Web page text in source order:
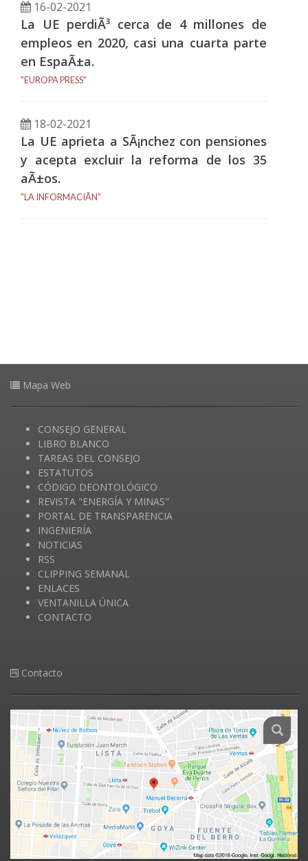
16-02-2021
La UE perdiÃ³ cerca de 4 millones de
empleos en 2020, casi una cuarta parte
en EspaÃ±a.
"EUROPA PRESS"
18-02-2021
La UE aprieta a SÃ¡nchez con pensiones
y acepta excluir la reforma de los 35
aÃ±os.
"LA INFORMACIÃN"
Mapa Web
CONSEJO GENERAL
LIBRO BLANCO
TAREAS DEL CONSEJO
ESTATUTOS
CÓDIGO DEONTOLÓGICO
REVISTA "ENERGÍA Y MINAS"
PORTAL DE TRANSPARENCIA
INGENIERÍA
NOTICIAS
RSS
CLIPPING SEMANAL
ENLACES
VENTANILLA ÚNICA
CONTACTO
Contacto